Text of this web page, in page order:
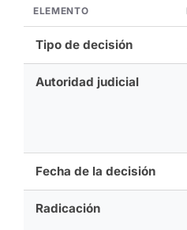
ELEMENTO
Tipo de decisión
Autoridad judicial
Fecha de la decisión
Radicación